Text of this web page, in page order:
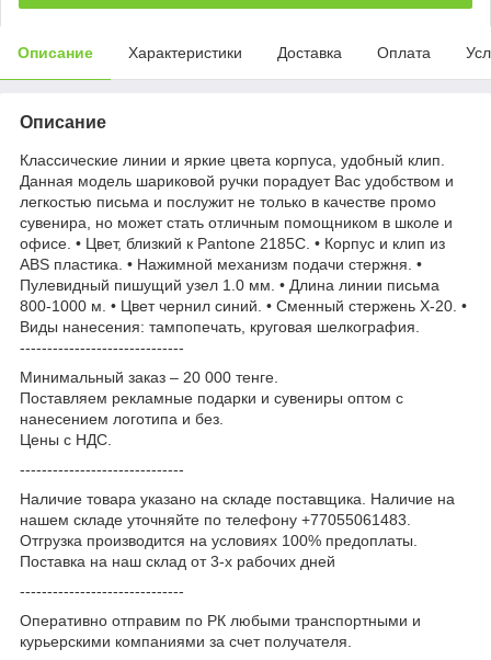
Описание Характеристики Доставка Оплата
Описание
Классические линии и яркие цвета корпуса, удобный клип.
Данная модель шариковой ручки порадует Вас удобством и
легкостью письма и послужит не только в качестве промо
сувенира, но может стать отличным помощником в школе и
офисе. • Цвет, близкий к Pantone 2185C. • Корпус и клип из
ABS пластика. • Нажимной механизм подачи стержня. •
Пулевидный пишущий узел 1.0 мм. • Длина линии письма
800-1000 м. • Цвет чернил синий. • Сменный стержень X-20. •
Виды нанесения: тампопечать, круговая шелкография.
------------------------------
Минимальный заказ – 20 000 тенге.
Поставляем рекламные подарки и сувениры оптом с
нанесением логотипа и без.
Цены с НДС.
------------------------------
Наличие товара указано на складе поставщика. Наличие на
нашем складе уточняйте по телефону +77055061483.
Отгрузка производится на условиях 100% предоплаты.
Поставка на наш склад от 3-x рабочих дней
------------------------------
Оперативно отправим по РК любыми транспортными и
курьерскими компаниями за счет получателя.